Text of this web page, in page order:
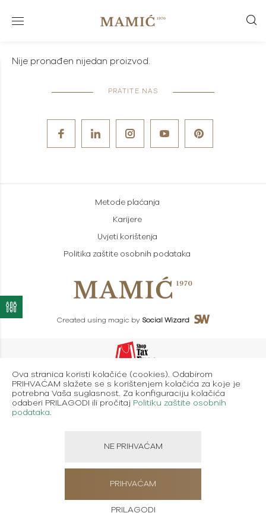
Nije pronađen nijedan proizvod.
PRATITE NAS
Metode plaćanja
Karijere
Uvjeti korištenja
Politika zaštite osobnih podataka
Created using magic by Social Wizard
Ova stranica koristi kolačiće (cookies). Odabirom
PRIHVAĆAM slažete se s korištenjem kolačića za koje je
potrebna Vaša suglasnost. Za konfiguraciju kolačića
odaberi PRILAGODI ili pročitaj Politiku zaštite osobnih
podataka.
PRILAGODI
NE PRIHVAĆAM
PRIHVAĆAM